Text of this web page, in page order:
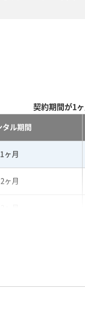
契約期間が1
タル期間
1ヶ月
2ヶ月
6ヶ月